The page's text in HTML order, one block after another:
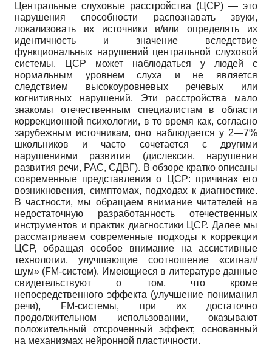
Центральные слуховые расстройства (ЦСР) — это
нарушения способности распознавать звуки,
локализовать их источники и/или определять их
идентичность и значение вследствие
функциональных нарушений центральной слуховой
системы. ЦСР может наблюдаться у людей с
нормальным уровнем слуха и не является
следствием высокоуровневых речевых или
когнитивных нарушений. Эти расстройства мало
знакомы отечественным специалистам в области
коррекционной психологии, в то время как, согласно
зарубежным источникам, оно наблюдается у 2—7%
школьников и часто сочетается с другими
нарушениями развития (дислексия, нарушения
развития речи, РАС, СДВГ). В обзоре кратко описаны
современные представления о ЦСР: причинах его
возникновения, симптомах, подходах к диагностике.
В частности, мы обращаем внимание читателей на
недостаточную разработанность отечественных
инструментов и практик диагностики ЦСР. Далее мы
рассматриваем современные подходы к коррекции
ЦСР, обращая особое внимание на ассистивные
технологии, улучшающие соотношение «сигнал/
шум» (FM-систем). Имеющиеся в литературе данные
свидетельствуют о том, что кроме
непосредственного эффекта (улучшение понимания
речи), FM-системы, при их достаточно
продолжительном использовании, оказывают
положительный отсроченный эффект, основанный
на механизмах нейронной пластичности.